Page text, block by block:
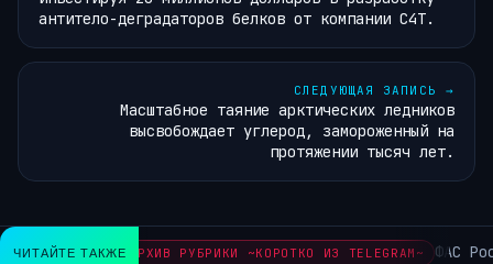
антитело-деградаторов белков от компании C4T.
СЛЕДУЮЩАЯ ЗАПИСЬ →
Масштабное таяние арктических ледников
высвобождает углерод, замороженный на
протяжении тысяч лет.
ЧИТАЙТЕ ТАКЖЕАРХИВ РУБРИКИ ~КОРОТКО ИЗ TELEGRAM~ ФАС